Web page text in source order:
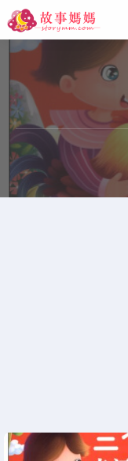
设置菜单 查看教程